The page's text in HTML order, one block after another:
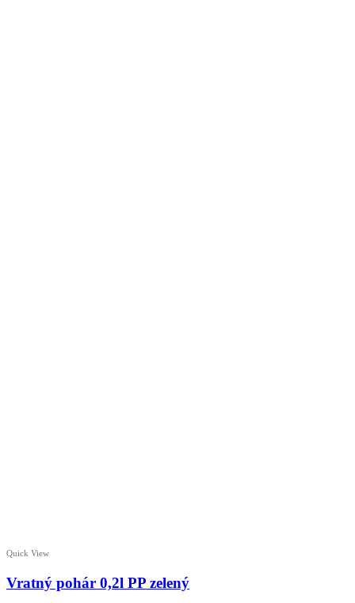
Quick View
Vratný pohár 0,2l PP zelený